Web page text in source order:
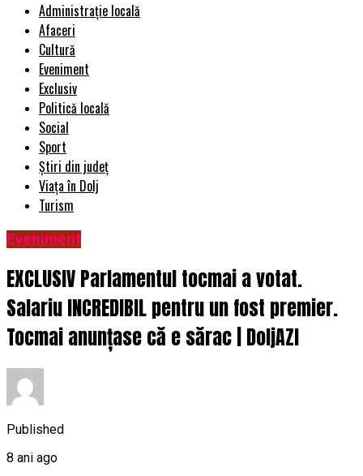
Administrație locală
Afaceri
Cultură
Eveniment
Exclusiv
Politică locală
Social
Sport
Știri din județ
Viața în Dolj
Turism
Eveniment
EXCLUSIV Parlamentul tocmai a votat.
Salariu INCREDIBIL pentru un fost premier.
Tocmai anunțase că e sărac | DoljAZI
Published
8 ani ago